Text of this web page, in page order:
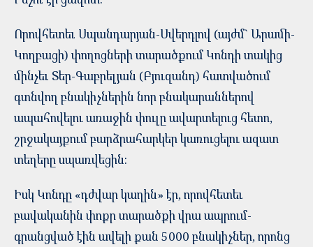
Որովհետեւ Սպանդարյան-Սվերդլով (այժմ` Արամի-
Կողբացի) փողոցների տարածքում Կոնդի տակից
մինչեւ Տեր-Գաբրելյան (Բյուզանդ) հատվածում
գտնվող բնակիչներին նոր բնակարաններով
ապահովելու առաջին փուլը ավարտելուց հետո,
շրջակայքում բարձրահարկեր կառուցելու ազատ
տեղերը սպառվեցին:
Իսկ Կոնդը «դժվար կաղին» էր, որովհետեւ
բավականին փոքր տարածքի վրա ապրում-
գրանցված էին ավելի քան 5000 բնակիչներ, որոնց